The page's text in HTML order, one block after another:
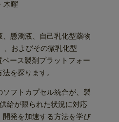
木曜
懸濁液、自己乳化型薬物
、およびその微乳化型
ベース製剤プラットフォー
を探ります。
フトカプセル統合が、製
給が限られた状況に対応
開発を加速する方法を学び